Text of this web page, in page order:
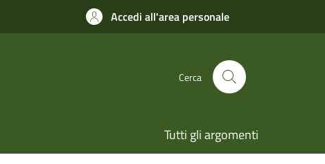
Accedi all'area personale
Cerca
Tutti gli argomenti